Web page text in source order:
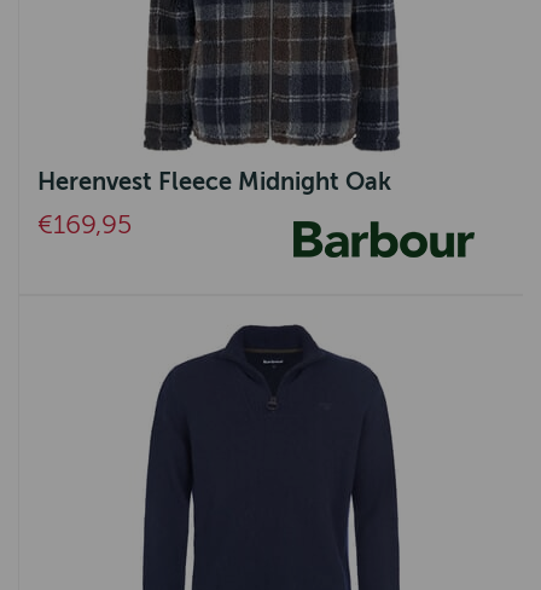
Herenvest Fleece Midnight Oak
€169,95